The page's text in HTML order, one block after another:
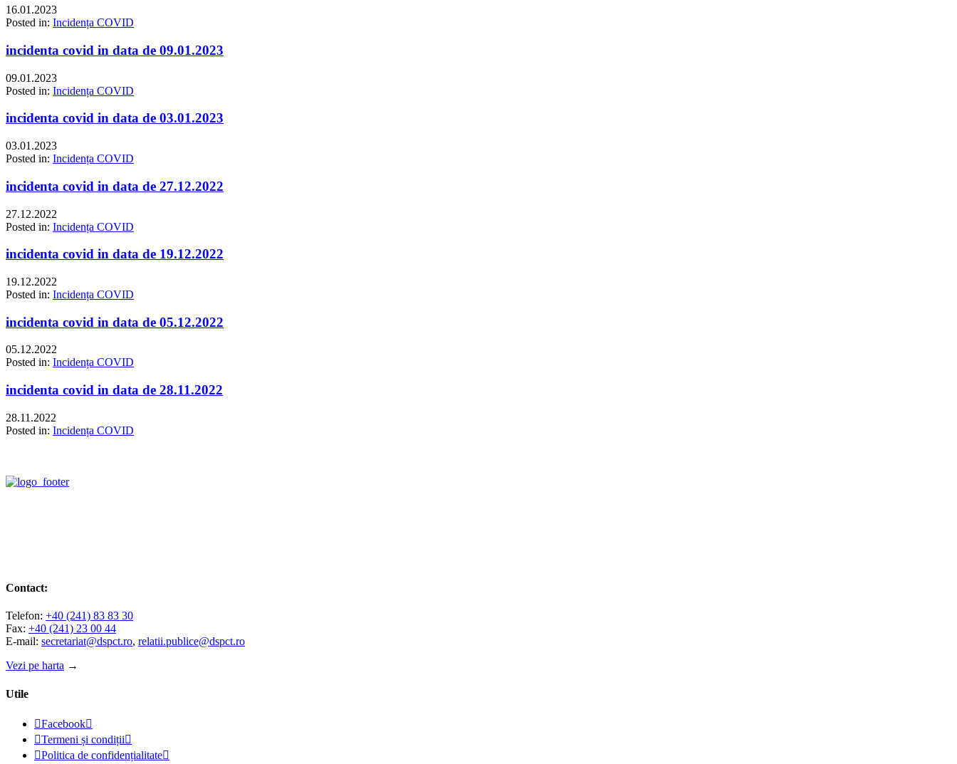
16.01.2023
Posted in: Incidența COVID
incidenta covid in data de 09.01.2023
09.01.2023
Posted in: Incidența COVID
incidenta covid in data de 03.01.2023
03.01.2023
Posted in: Incidența COVID
incidenta covid in data de 27.12.2022
27.12.2022
Posted in: Incidența COVID
incidenta covid in data de 19.12.2022
19.12.2022
Posted in: Incidența COVID
incidenta covid in data de 05.12.2022
05.12.2022
Posted in: Incidența COVID
incidenta covid in data de 28.11.2022
28.11.2022
Posted in: Incidența COVID
Contact:
Telefon: +40 (241) 83 83 30
Fax: +40 (241) 23 00 44
E-mail: secretariat@dspct.ro, relatii.publice@dspct.ro
Vezi pe harta →
Utile
Facebook
Termeni și condiții
Politica de confidențialitate